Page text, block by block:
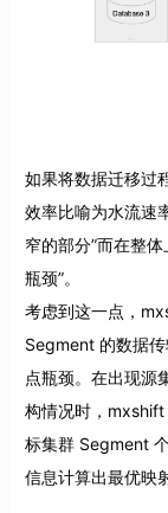
如果将数据迁移过
效率比喻为水流速
窄的部分”而在整
瓶颈”。
考虑到这一点，
Segment 的数据
点瓶颈。在出现源
构情况时，
标集群 Segment
信息计算出最优映